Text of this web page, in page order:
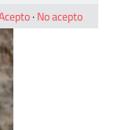
· No acepto